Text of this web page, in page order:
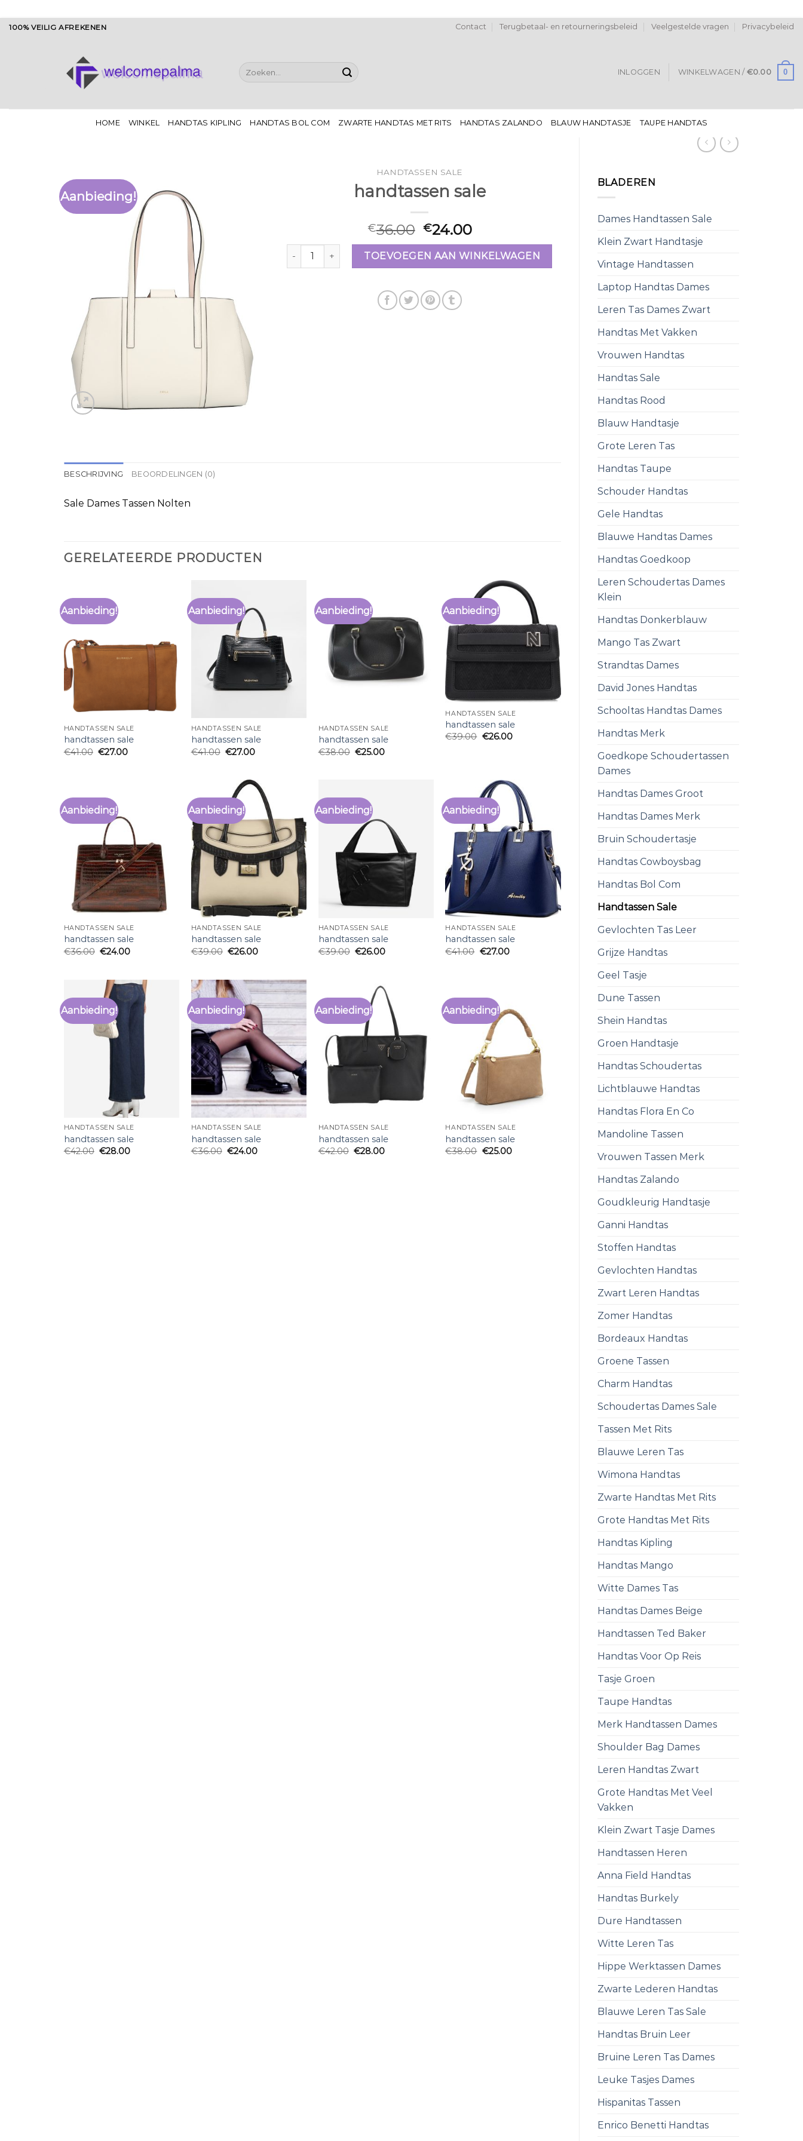
Ga100% VEILIG AFREKENEN Contact Terugbetaal- en retourneringsbeleid Veelgestelde vragen Privacybeleid
Zoeken
naar:
INLOGGEN WINKELWAGEN / €0.00 0
HOME WINKEL HANDTAS KIPLING HANDTAS BOL COM ZWARTE HANDTAS MET RITS HANDTAS ZALANDO BLAUW HANDTASJE TAUPE HANDTAS
BLADEREN
Dames Handtassen Sale
Klein Zwart Handtasje
Vintage Handtassen
Laptop Handtas Dames
Leren Tas Dames Zwart
Handtas Met Vakken
Vrouwen Handtas
Handtas Sale
Handtas Rood
Blauw Handtasje
Grote Leren Tas
Handtas Taupe
Schouder Handtas
Gele Handtas
Blauwe Handtas Dames
Handtas Goedkoop
Leren Schoudertas Dames
Klein
Handtas Donkerblauw
Mango Tas Zwart
Strandtas Dames
David Jones Handtas
Schooltas Handtas Dames
Handtas Merk
Goedkope Schoudertassen
Dames
Handtas Dames Groot
Handtas Dames Merk
Bruin Schoudertasje
Handtas Cowboysbag
Handtas Bol Com
Handtassen Sale
Gevlochten Tas Leer
Grijze Handtas
Geel Tasje
Dune Tassen
Shein Handtas
Groen Handtasje
Handtas Schoudertas
Lichtblauwe Handtas
Handtas Flora En Co
Mandoline Tassen
Vrouwen Tassen Merk
Handtas Zalando
Goudkleurig Handtasje
Ganni Handtas
Stoffen Handtas
Gevlochten Handtas
Zwart Leren Handtas
Zomer Handtas
Bordeaux Handtas
Groene Tassen
Charm Handtas
Schoudertas Dames Sale
Tassen Met Rits
Blauwe Leren Tas
Wimona Handtas
Zwarte Handtas Met Rits
Grote Handtas Met Rits
Handtas Kipling
Handtas Mango
Witte Dames Tas
Handtas Dames Beige
Handtassen Ted Baker
Handtas Voor Op Reis
Tasje Groen
Taupe Handtas
Merk Handtassen Dames
Shoulder Bag Dames
Leren Handtas Zwart
Grote Handtas Met Veel
Vakken
Klein Zwart Tasje Dames
Handtassen Heren
Anna Field Handtas
Handtas Burkely
Dure Handtassen
Witte Leren Tas
Hippe Werktassen Dames
Zwarte Lederen Handtas
Blauwe Leren Tas Sale
Handtas Bruin Leer
Bruine Leren Tas Dames
Leuke Tasjes Dames
Hispanitas Tassen
Enrico Benetti Handtas
Aanbieding!
HANDTASSEN SALE
handtassen sale
€36.00 €24.00
handtassen sale aantalTOEVOEGEN AAN WINKELWAGEN
BESCHRIJVING BEOORDELINGEN (0)
Sale Dames Tassen Nolten
GERELATEERDE PRODUCTEN
Aanbieding!
HANDTASSEN SALE
handtassen sale
€41.00 €27.00
Aanbieding!
HANDTASSEN SALE
handtassen sale
€41.00 €27.00
Aanbieding!
HANDTASSEN SALE
handtassen sale
€38.00 €25.00
Aanbieding!
HANDTASSEN SALE
handtassen sale
€39.00 €26.00
Aanbieding!
HANDTASSEN SALE
handtassen sale
€36.00 €24.00
Aanbieding!
HANDTASSEN SALE
handtassen sale
€39.00 €26.00
Aanbieding!
HANDTASSEN SALE
handtassen sale
€39.00 €26.00
Aanbieding!
HANDTASSEN SALE
handtassen sale
€41.00 €27.00
Aanbieding!
HANDTASSEN SALE
handtassen sale
€42.00 €28.00
Aanbieding!
HANDTASSEN SALE
handtassen sale
€36.00 €24.00
Aanbieding!
HANDTASSEN SALE
handtassen sale
€42.00 €28.00
Aanbieding!
HANDTASSEN SALE
handtassen sale
€38.00 €25.00